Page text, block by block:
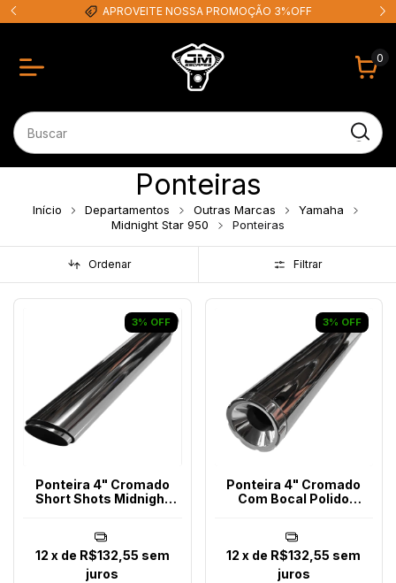
APROVEITE NOSSA PROMOÇÃO 3%OFF
0
Ponteiras
Início Departamentos Outras Marcas
Yamaha
Midnight Star 950
Ponteiras
Ordenar Filtrar
3% OFF
Ponteira 4" Cromado
Short Shots Midnight
12 x de R$132,55 sem
juros
3% OFF
Ponteira 4" Cromado
Com Bocal Polido
12 x de R$132,55 sem
juros